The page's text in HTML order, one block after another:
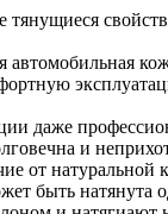
даже
и
от натуральной
быть натянута